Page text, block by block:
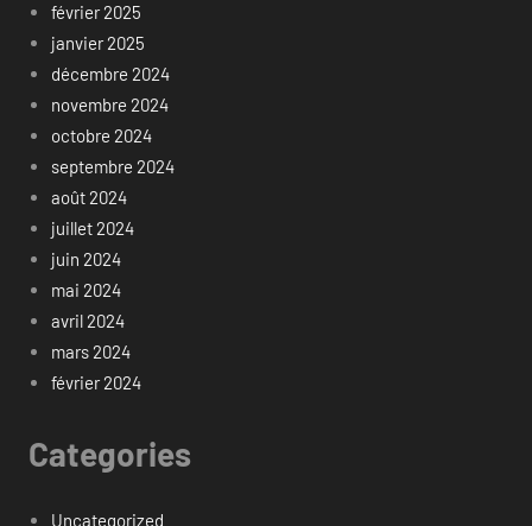
février 2025
janvier 2025
décembre 2024
novembre 2024
octobre 2024
septembre 2024
août 2024
juillet 2024
juin 2024
mai 2024
avril 2024
mars 2024
février 2024
Categories
Uncategorized